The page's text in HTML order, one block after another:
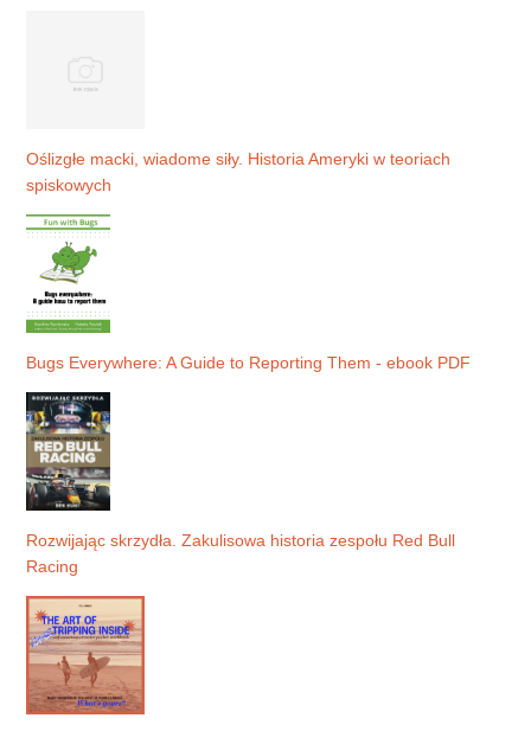
Oślizgłe macki, wiadome siły. Historia Ameryki w teoriach
spiskowych
Bugs Everywhere: A Guide to Reporting Them - ebook PDF
Rozwijając skrzydła. Zakulisowa historia zespołu Red Bull
Racing